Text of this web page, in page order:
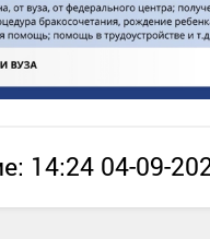
14:24 04-09-